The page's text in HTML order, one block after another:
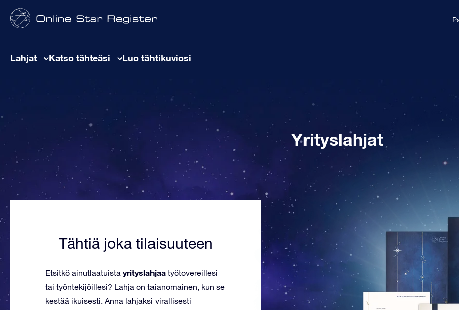
Lahjat Katso tähteäsi Luo tähtikuviosi
Yrityslahjat
Tähtiä joka tilaisuuteen
Etsitkö ainutlaatuista yrityslahjaa työtovereillesi
tai työntekijöillesi? Lahja on taianomainen, kun se
kestää ikuisesti. Anna lahjaksi virallisesti